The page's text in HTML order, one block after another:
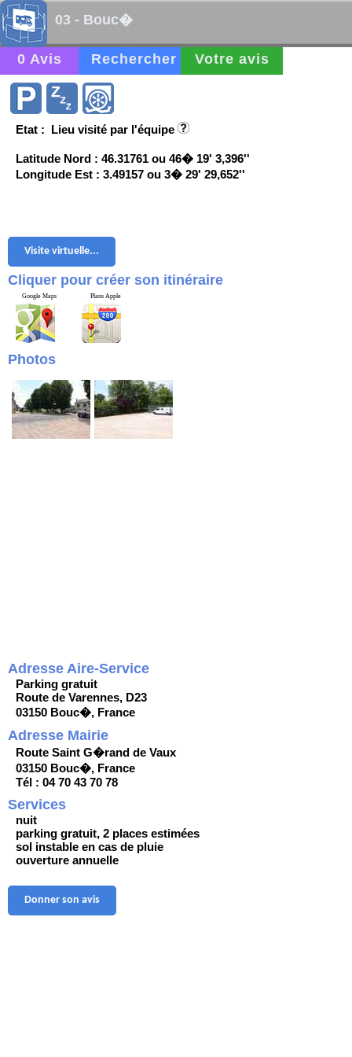
03 - Bouc�
0 Avis Rechercher Votre avis
Etat : Lieu visité par l'équipe
Latitude Nord : 46.31761 ou 46� 19' 3,396''
Longitude Est : 3.49157 ou 3� 29' 29,652''
Visite virtuelle...
Cliquer pour créer son itinéraire
Google Maps Plans Apple
Photos
Adresse Aire-Service
Parking gratuit
Route de Varennes, D23
03150 Bouc�, France
Adresse Mairie
Route Saint G�rand de Vaux
03150 Bouc�, France
Tél : 04 70 43 70 78
Services
nuit
parking gratuit, 2 places estimées
sol instable en cas de pluie
ouverture annuelle
Donner son avis